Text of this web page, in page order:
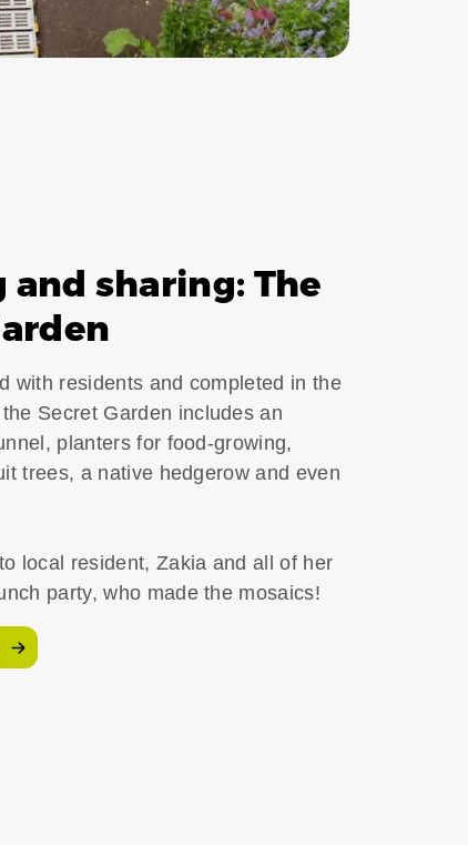
and sharing: The
with residents and completed in the
Secret Garden includes an
planters for food-growing,
trees, a native hedgerow and even
local resident, Zakia and all of her
party, who made the mosaics!